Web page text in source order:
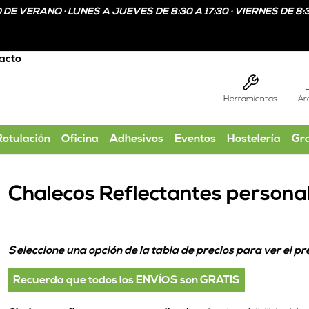
VERANO · LUNES A JUEVES DE 8:30 A 17:30 · VIERNES DE
Herramientas
Oficina Adhesivos Eventos Hostelería
Chalecos Reflectantes
Seleccione una opción de la tabla de precios para ver el
Recuerda que todos los ENVÍOS son GRATIS